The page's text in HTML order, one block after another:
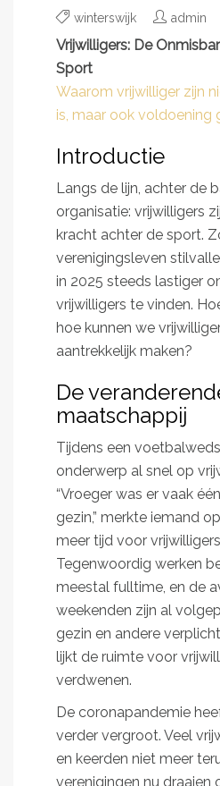
winterswijk admin
Vrijwilligers: De
Sport
Waarom vrijwilliger zijn
is, maar ook voldoening
Introductie
Langs de lijn, achter de
organisatie: vrijwilligers
kracht achter de sport.
verenigingsleven
in 2025 steeds lastiger
vrijwilligers te vinden.
hoe kunnen we
aantrekkelijk maken?
De
maatschappij
Tijdens een
onderwerp al snel op
“Vroeger was er vaak
gezin,” merkte iemand
meer tijd voor
Tegenwoordig werken
meestal fulltime, en de
weekenden zijn al
gezin en andere
lijkt de ruimte voor
verdwenen.
De coronapandemie
verder vergroot. Veel
en keerden niet meer
verenigingen nu draaien